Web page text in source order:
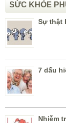
SỨC KHỎE
Sự thật
7 dấu
Nhiễm